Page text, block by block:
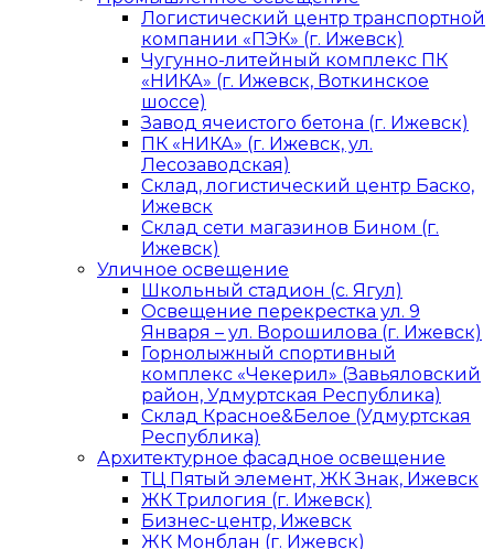
Логистический центр транспортной
компании «ПЭК» (г. Ижевск)
Чугунно-литейный комплекс ПК
«НИКА» (г. Ижевск, Воткинское
шоссе)
Завод ячеистого бетона (г. Ижевск)
ПК «НИКА» (г. Ижевск, ул.
Лесозаводская)
Склад, логистический центр Баско,
Ижевск
Склад сети магазинов Бином (г.
Ижевск)
Уличное освещение
Школьный стадион (с. Ягул)
Освещение перекрестка ул. 9
Января – ул. Ворошилова (г. Ижевск)
Горнолыжный спортивный
комплекс «Чекерил» (Завьяловский
район, Удмуртская Республика)
Склад Красное&Белое (Удмуртская
Республика)
Архитектурное фасадное освещение
ТЦ Пятый элемент, ЖК Знак, Ижевск
ЖК Трилогия (г. Ижевск)
Бизнес-центр, Ижевск
ЖК Монблан (г. Ижевск)